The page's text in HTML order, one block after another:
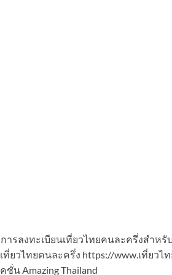
ารลงทะเบียนเที่ยวไทยคนละครึ่งสำห
ที่ยวไทยคนละครึ่ง https://www.เที่ยวไ
ชั่น Amazing Thailand